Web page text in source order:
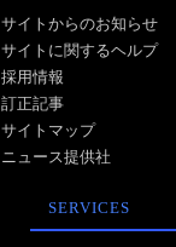
サイトからのお知らせ
サイトに関するヘルプ
採用情報
訂正記事
サイトマップ
ニュース提供社
SERVICES